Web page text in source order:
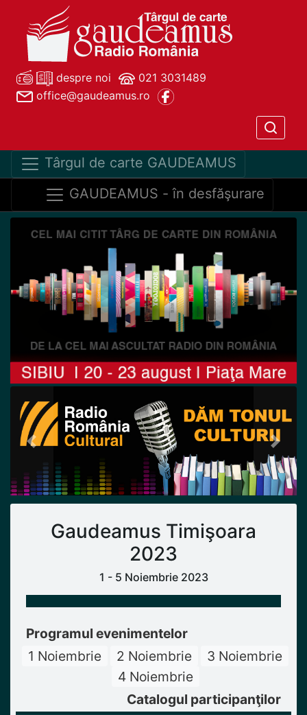
despre noi
021 3031489
office@gaudeamus.ro
Târgul de carte GAUDEAMUS
GAUDEAMUS - în desfăşurare
Previous Next
Gaudeamus Timişoara
2023
1 - 5 Noiembrie 2023
Programul evenimentelor
1 Noiembrie
2 Noiembrie
3 Noiembrie
4 Noiembrie
Catalogul participanţilor